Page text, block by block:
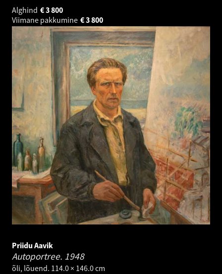
Alghind 3 800
€
Viimane pakkumine
3 800
€
Priidu Aavik
Autoportree. 1948
õli, lõuend. 114.0 × 146.0 cm